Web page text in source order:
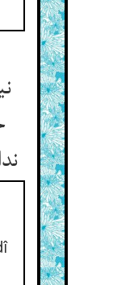
ندارند آب جان جاودان